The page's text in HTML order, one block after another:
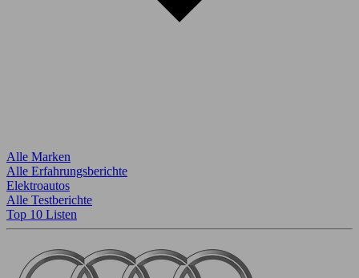
Alle Marken
Alle Erfahrungsberichte
Elektroautos
Alle Testberichte
Top 10 Listen